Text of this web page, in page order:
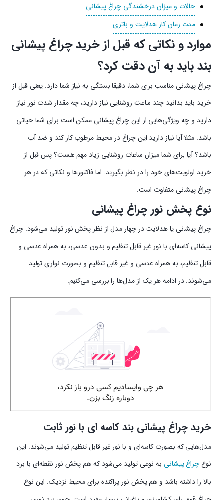
حالات و میزان درخشندگی چراغ پیشانی
مدت زمان کار هدلایت و باتری
موارد و نکاتی که قبل از خرید چراغ پیشانی
بند باید به آن دقت کرد؟
چراغ پیشانی مناسب برای شما، دقیقا بستگی به نیاز شما دارد. یعنی قبل از
خرید باید بدانید چند ساعت روشنایی نیاز دارید،‌ چه مقدار شدت نور نیاز
دارید و چه ویژگی‌هایی از این چراغ پیشانی ممکن است برای شما حیاتی
باشد. مثلا آیا نیاز دارید این چراغ در محیط مرطوب کار کند و ضد آب
باشد؟ آیا برای شما میزان ساعات روشنایی زیاد مهم هست؟ پس قبل از
خرید اولویت‌های خود را در نظر بگیرید. اما فاکتورها و نکاتی که در هر
چراغ پیشانی متفاوت است.
نوع پخش نور چراغ پیشانی
چراغ‌ پیشانی یا هدلایت در چهار مدل از نظر پخش نور تولید می‌شود. چراغ
پیشانی کاسه‌ای با نور غیر قابل تنظیم و بدون عدسی، به همراه عدسی و
قابل تنظیم، به همراه عدسی و غیر قابل تنظیم و بصورت نواری تولید
می‌شوند. در ادامه هر یک از مدل‌ها را بررسی می‌کنیم.
خرید چراغ پیشانی بند کاسه ای با نور ثابت
مدل‌هایی که بصورت کاسه‌ای و با نور غیر قابل تنظیم تولید می‌شوند. این
نوعچراغ پیشانی به نوعی تولید می‌شود که هم پخش نور نقطه‌ای با برد
بالا را داشته باشد و هم پخش نور پراکنده برای محیط نزدیک. این نوع